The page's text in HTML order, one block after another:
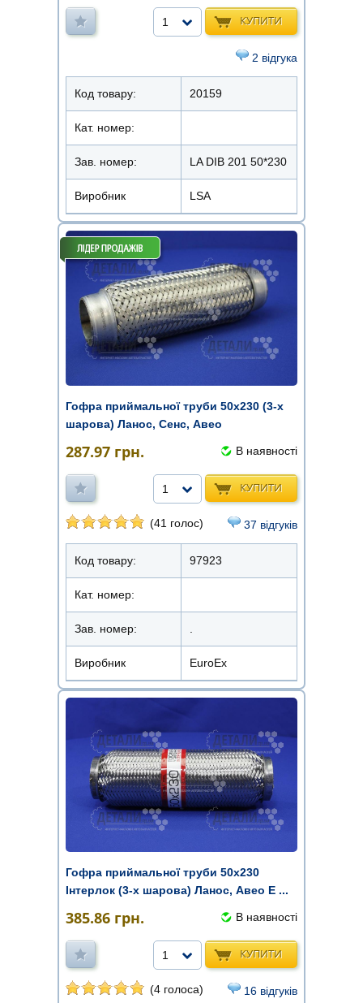
КУПИТИ
1
2 відгука
Код товару: 20159
Кат. номер:
Зав. номер: LA DIB 201 50*230
Виробник LSA
Гофра приймальної труби 50х230 (3-х
шарова) Ланос, Сенс, Авео
287.97 грн. В наявності
КУПИТИ
1
(41 голос) 37 відгуків
Код товару: 97923
Кат. номер:
Зав. номер:
Виробник EuroEx
Гофра приймальної труби 50х230
Інтерлок (3-х шарова) Ланос, Авео E ...
385.86 грн. В наявності
КУПИТИ
1
(4 голоса) 16 відгуків